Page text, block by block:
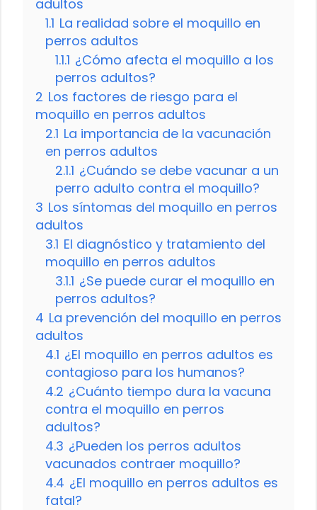
adultos
1.1 La realidad sobre el moquillo en
perros adultos
1.1.1 ¿Cómo afecta el moquillo a los
perros adultos?
2 Los factores de riesgo para el
moquillo en perros adultos
2.1 La importancia de la vacunación
en perros adultos
2.1.1 ¿Cuándo se debe vacunar a un
perro adulto contra el moquillo?
3 Los síntomas del moquillo en perros
adultos
3.1 El diagnóstico y tratamiento del
moquillo en perros adultos
3.1.1 ¿Se puede curar el moquillo en
perros adultos?
4 La prevención del moquillo en perros
adultos
4.1 ¿El moquillo en perros adultos es
contagioso para los humanos?
4.2 ¿Cuánto tiempo dura la vacuna
contra el moquillo en perros
adultos?
4.3 ¿Pueden los perros adultos
vacunados contraer moquillo?
4.4 ¿El moquillo en perros adultos es
fatal?